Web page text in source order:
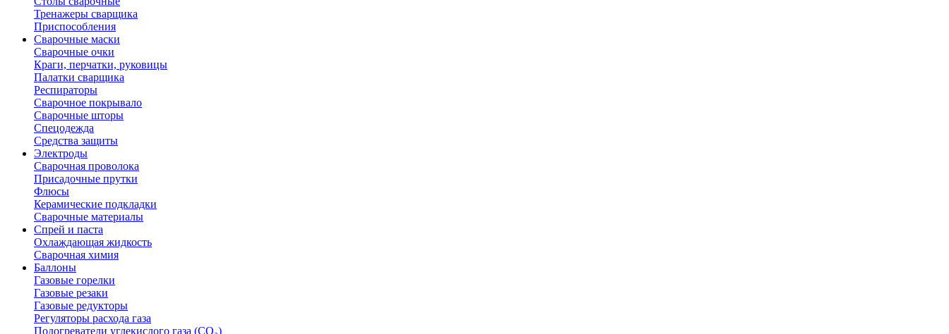
Тренажеры сварщика
Приспособления
Сварочные маски
Сварочные очки
Краги, перчатки, руковицы
Палатки сварщика
Респираторы
Сварочное покрывало
Сварочные шторы
Спецодежда
Средства защиты
Электроды
Сварочная проволока
Присадочные прутки
Флюсы
Керамические подкладки
Сварочные материалы
Спрей и паста
Охлаждающая жидкость
Сварочная химия
Баллоны
Газовые горелки
Газовые резаки
Газовые редукторы
Регуляторы расхода газа
Подогреватели углекислого газа (CO₂)